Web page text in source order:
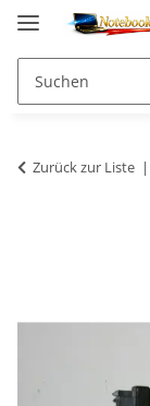
Zurück zur Liste